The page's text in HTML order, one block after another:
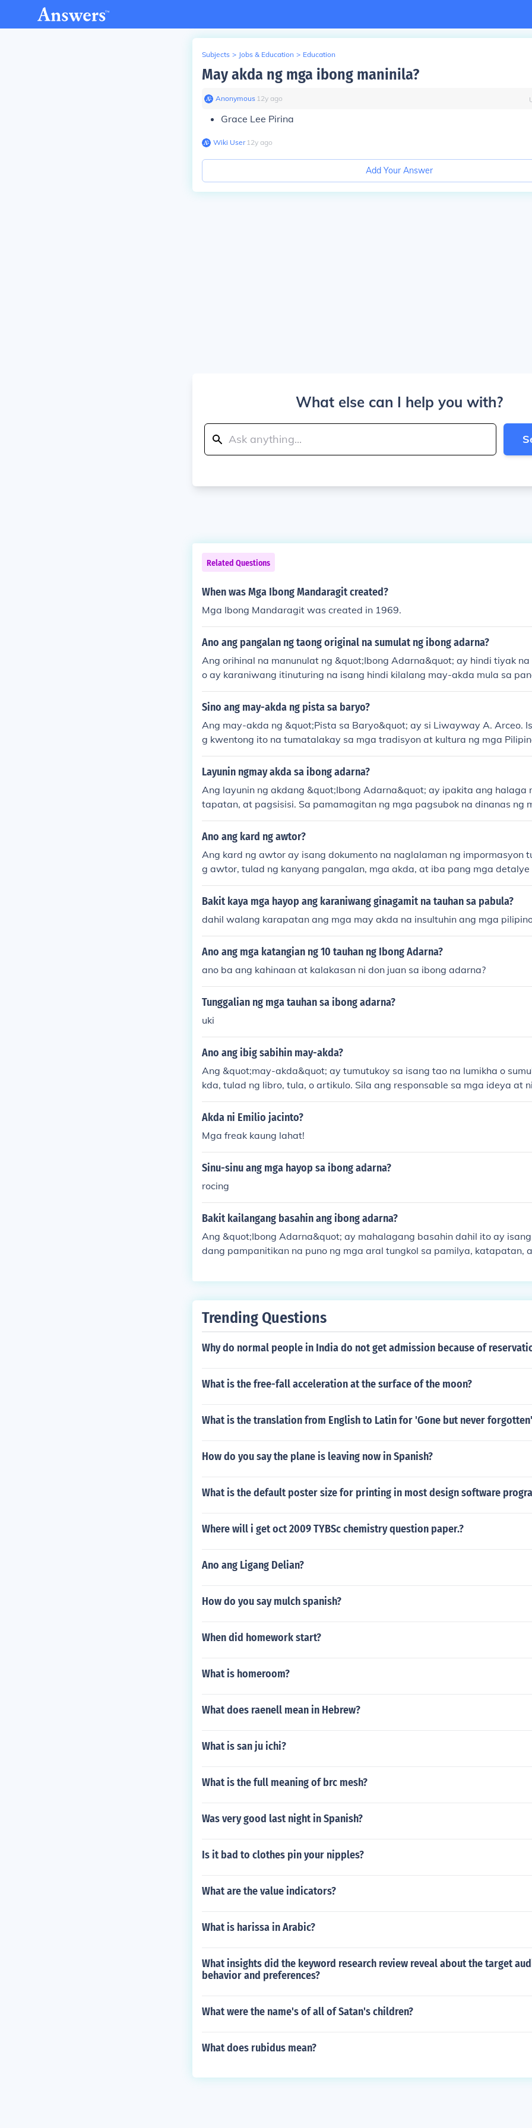
Subjects > Jobs & Education > Education
May akda ng mga ibong maninila?
Anonymous∙ 12y ago
Grace Lee Pirina
Wiki User∙12y ago
Add Your Answer
What else can I help you with?
Related Questions
When was Mga Ibong Mandaragit created?
Mga Ibong Mandaragit was created in 1969.
Ano ang pangalan ng taong original na sumulat ng ibong adarna?
Ang orihinal na manunulat ng &quot;Ibong Adarna&quot; ay hindi tiyak
o ay karaniwang itinuturing na isang hindi kilalang may-akda mula sa
nakop ng mga Kastila sa Pilipinas. Ang akda ay isang mahalagang
g Pilipino at ipinapalagay na isinulat ito noong ika-16 na siglo. Ang kwento
a.
Sino ang may-akda ng pista sa baryo?
Ang may-akda ng &quot;Pista sa Baryo&quot; ay si Liwayway A. Arceo.
g kwentong ito na tumatalakay sa mga tradisyon at kultura ng mga
a mga pista sa mga baryo. Sa kanyang akda, nailarawan ang mga
ng kahalagahan ng mga pagdiriwang sa komunidad.
Layunin ngmay akda sa ibong adarna?
Ang layunin ng akdang &quot;Ibong Adarna&quot; ay ipakita ang halaga
tapatan, at pagsisisi. Sa pamamagitan ng mga pagsubok na dinanas ng
inatampok ang mga aral tungkol sa pag-ibig, sakripisyo, at ang
anan. Ang kwento rin ay nagbibigay-diin sa kahalagahan ng pagkakaroon
ilbing salamin ng mga moral na aral na mahalaga sa lipunan.
Ano ang kard ng awtor?
Ang kard ng awtor ay isang dokumento na naglalaman ng impormasyon
g awtor, tulad ng kanyang pangalan, mga akda, at iba pang mga detalye
ayan sa kanyang mga isinulat. Karaniwan itong ginagamit sa mga
at iba pang mga plataporma upang madaling makilala ang mga awtor at
kda sa kanilang may-akda.
Bakit kaya mga hayop ang karaniwang ginagamit na tauhan sa pabula?
dahil walang karapatan ang mga may akda na insultuhin ang mga pilipino
Ano ang mga katangian ng 10 tauhan ng Ibong Adarna?
ano ba ang kahinaan at kalakasan ni don juan sa ibong adarna?
Tunggalian ng mga tauhan sa ibong adarna?
uki
Ano ang ibig sabihin may-akda?
Ang &quot;may-akda&quot; ay tumutukoy sa isang tao na lumikha o
kda, tulad ng libro, tula, o artikulo. Sila ang responsable sa mga ideya at
akapaloob sa kanilang mga isinulat. Ang may-akda ay maaaring isang
po ng mga tao na nagtutulungan sa isang proyekto ng pagsusulat. Sa
a mambabasa.
Akda ni Emilio jacinto?
Mga freak kaung lahat!
Sinu-sinu ang mga hayop sa ibong adarna?
rocing
Bakit kailangang basahin ang ibong adarna?
Ang &quot;Ibong Adarna&quot; ay mahalagang basahin dahil ito ay
dang pampanitikan na puno ng mga aral tungkol sa pamilya, katapatan,
aglalakbay upang mahanap ang ibong Adarna, na simbolo ng pag-asa
babasa na pag-isipan ang mga halaga ng buhay at ang kahalagahan ng
Trending Questions
Why do normal people in India do not get admission because of
What is the free-fall acceleration at the surface of the moon?
What is the translation from English to Latin for 'Gone but never
How do you say the plane is leaving now in Spanish?
What is the default poster size for printing in most design software
Where will i get oct 2009 TYBSc chemistry question paper.?
Ano ang Ligang Delian?
How do you say mulch spanish?
When did homework start?
What is homeroom?
What does raenell mean in Hebrew?
What is san ju ichi?
What is the full meaning of brc mesh?
Was very good last night in Spanish?
Is it bad to clothes pin your nipples?
What are the value indicators?
What is harissa in Arabic?
What insights did the keyword research review reveal about the target
behavior and preferences?
What were the name's of all of Satan's children?
What does rubidus mean?